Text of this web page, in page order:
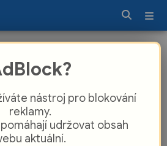
Lucie Tallové v
nástroj pro blokování
reklamy.
udržovat obsah
aktuální.